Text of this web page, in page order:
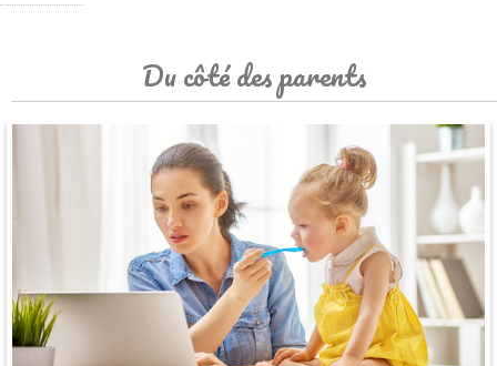
Du côté des parents